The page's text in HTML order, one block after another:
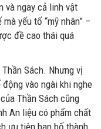
và ngay cả linh vật
yếu tố “mỹ nhân” –
đề cao thái quá
Sách. Nhưng vị
vào ngài khi nghe
Thần Sách cũng
An liệu có phẩm chất